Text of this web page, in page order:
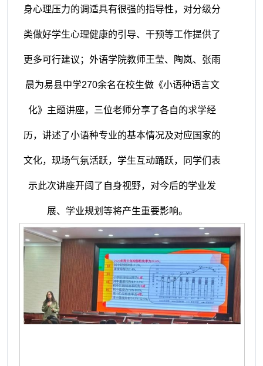
身心理压力的调适具有很强的指导性，对分级分
类做好学生心理健康的引导、干预等工作提供了
更多可行建议；外语学院教师王莹、陶岚、张雨
晨为易县中学270余名在校生做《小语种语言文
化》主题讲座，三位老师分享了各自的求学经
历，讲述了小语种专业的基本情况及对应国家的
文化，现场气氛活跃，学生互动踊跃，同学们表
示此次讲座开阔了自身视野，对今后的学业发
展、学业规划等将产生重要影响。